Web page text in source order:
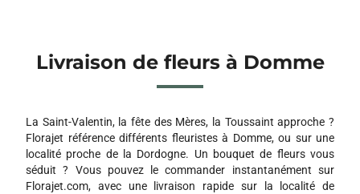
Livraison de fleurs à Domme
La Saint-Valentin, la fête des Mères, la Toussaint approche ?
Florajet référence différents fleuristes à Domme, ou sur une
localité proche de la Dordogne. Un bouquet de fleurs vous
séduit ? Vous pouvez le commander instantanément sur
Florajet.com, avec une livraison rapide sur la localité de